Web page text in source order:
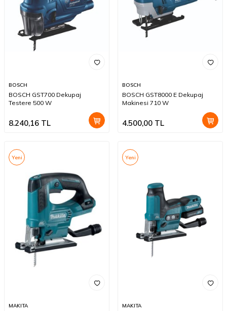
BOSCH
BOSCH GST700 Dekupaj
Testere 500 W
8.240,16 TL
BOSCH
BOSCH GST8000 E Dekupaj
Makinesi 710 W
4.500,00 TL
Yeni
MAKITA
Yeni
MAKITA